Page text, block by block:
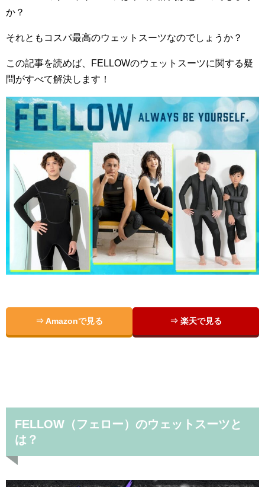
か？
それともコスパ最高のウェットスーツなのでしょうか？
この記事を読めば、FELLOWのウェットスーツに関する疑
問がすべて解決します！
⇒ Amazonで見る ⇒ 楽天で見る
FELLOW（フェロー）のウェットスーツと
は？